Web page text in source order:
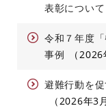
表彰について
令和７年度
事例
2026
避難行動を
2026年3